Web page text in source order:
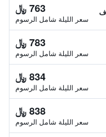
763 ﷼
سعر الليلة شامل الرسوم
783 ﷼
سعر الليلة شامل الرسوم
834 ﷼
سعر الليلة شامل الرسوم
838 ﷼
سعر الليلة شامل الرسوم